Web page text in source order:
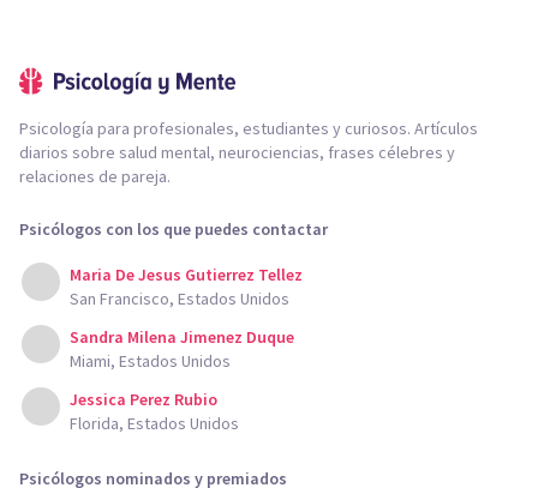
Psicología para profesionales, estudiantes y curiosos. Artículos
diarios sobre salud mental, neurociencias, frases célebres y
relaciones de pareja.
Psicólogos con los que puedes contactar
Maria De Jesus Gutierrez Tellez
San Francisco, Estados Unidos
Sandra Milena Jimenez Duque
Miami, Estados Unidos
Jessica Perez Rubio
Florida, Estados Unidos
Psicólogos nominados y premiados